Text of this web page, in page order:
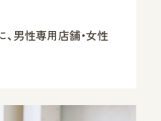
男性専用店舗・女性